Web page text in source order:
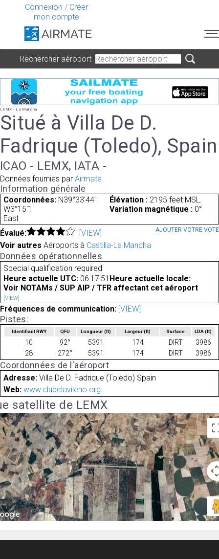
Connexion / Créer
mon compte
Rechercher aéroport
LEMX - La Mancha
Situé à Villa De D.
Fadrique (Toledo), Spain
ICAO - LEMX, IATA -
Données fournies par Airmate
Information générale
Coordonnées: N39°33'44"
W3°15'1"
Élévation : 2195 feet MSL.
Variation magnétique : 0°
East
Évalué:
[VIEW] AJOUTER VOTRE VOTE
Voir autres Aéroports à Castilla-La Mancha
Données opérationnelles
Special qualification required
Heure actuelle UTC: 06:17:51 Heure actuelle locale:
Voir NOTAMs / SUP AIP / TFR affectant cet aéroport
[VIEW]
Fréquences de communication: [VIEW]
Pistes:
Identifiant RWY QFU Longueur(ft) Largeur(ft) Surface LDA(ft)
10 92° 5391 174 DIRT
3986
28
272° 5391 174 DIRT 3986
Coordonnées de l'aéroport
Adresse: Villa De D. Fadrique (Toledo) Spain
Web: www.clubclavileno.org
satellite de LEMX